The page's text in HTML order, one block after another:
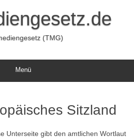
(TMG)
Menü
Sitzland
Unterseite gibt den amtlichen Wortlaut